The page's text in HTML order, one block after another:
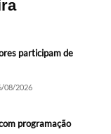
participam de
08/2026
programação